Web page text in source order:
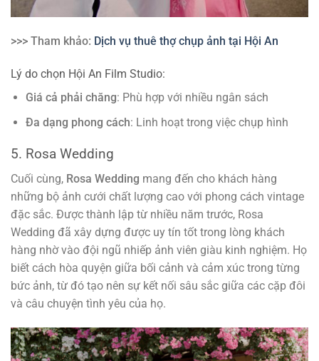
>>> Tham khảo: Dịch vụ thuê thợ chụp ảnh tại Hội An
Lý do chọn Hội An Film Studio:
Giá cả phải chăng: Phù hợp với nhiều ngân sách
Đa dạng phong cách: Linh hoạt trong việc chụp hình
5. Rosa Wedding
Cuối cùng, Rosa Wedding mang đến cho khách hàng
những bộ ảnh cưới chất lượng cao với phong cách vintage
đặc sắc. Được thành lập từ nhiều năm trước, Rosa
Wedding đã xây dựng được uy tín tốt trong lòng khách
hàng nhờ vào đội ngũ nhiếp ảnh viên giàu kinh nghiệm. Họ
biết cách hòa quyện giữa bối cảnh và cảm xúc trong từng
bức ảnh, từ đó tạo nên sự kết nối sâu sắc giữa các cặp đôi
và câu chuyện tình yêu của họ.